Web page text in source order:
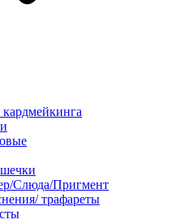
Слюда/Пригмент
трафареты